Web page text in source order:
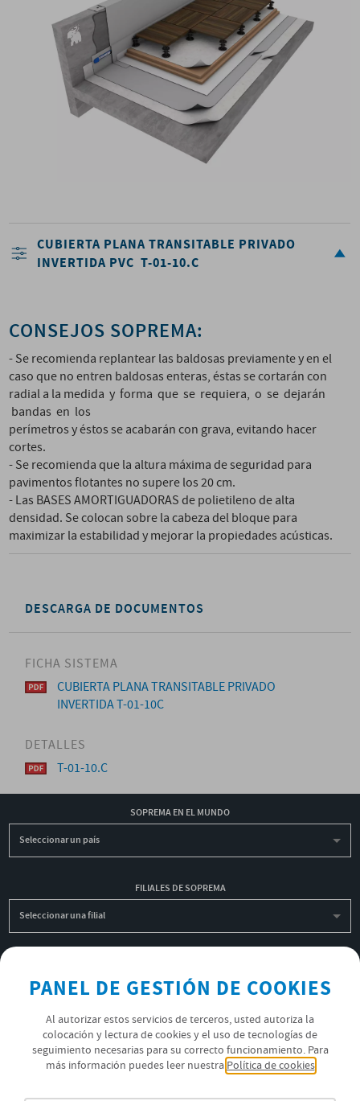
CUBIERTA PLANA TRANSITABLE PRIVADO
INVERTIDA PVC T-01-10.C
CONSEJOS SOPREMA:
- Se recomienda replantear las baldosas previamente y en el
caso que no entren baldosas enteras, éstas se cortarán con
radial a la medida y forma que se requiera, o se dejarán
bandas en los
perímetros y éstos se acabarán con grava, evitando hacer
cortes.
- Se recomienda que la altura máxima de seguridad para
pavimentos flotantes no supere los 20 cm.
- Las BASES AMORTIGUADORAS de polietileno de alta
densidad. Se colocan sobre la cabeza del bloque para
maximizar la estabilidad y mejorar la propiedades acústicas.
DESCARGA DE DOCUMENTOS
FICHA SISTEMA
CUBIERTA PLANA TRANSITABLE PRIVADO
INVERTIDA T-01-10C
DETALLES
T-01-10.C
SOPREMA EN EL MUNDO
Seleccionar un país
FILIALES DE SOPREMA
Seleccionar una filial
OK
POLÍTICA DE PRIVACIDAD
ÚNETE AL EQUIPO SOPREMA
PANEL DE GESTIÓN DE COOKIES
Al autorizar estos servicios de terceros, usted autoriza la
colocación y lectura de cookies y el uso de tecnologías de
seguimiento necesarias para su correcto funcionamiento. Para
más información puedes leer nuestra Política de cookies